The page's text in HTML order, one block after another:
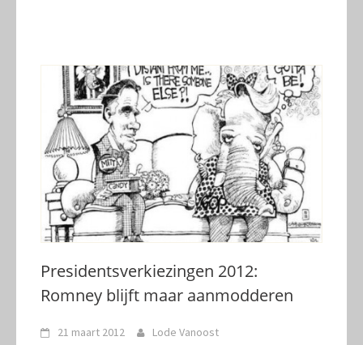
Presidentsverkiezingen 2012:
Romney blijft maar aanmodderen
21 maart 2012 Lode Vanoost